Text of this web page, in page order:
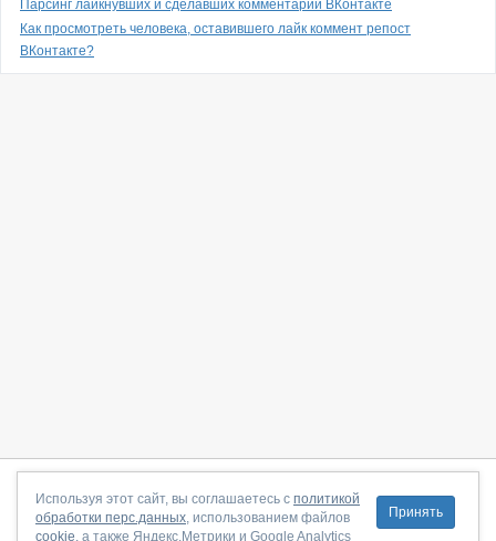
Парсинг лайкнувших и сделавших комментарий ВКонтакте
Как просмотреть человека, оставившего лайк коммент репост
ВКонтакте?
О сайте|С чего начать|Контакты|Партнёрская программа
Договор-оферта|Политика конфиденциальности
Принять
Используя этот сайт, вы соглашаетесь с политикой
обработки перс.данных, использованием файлов
cookie, а также Яндекс.Метрики и Google Analytics